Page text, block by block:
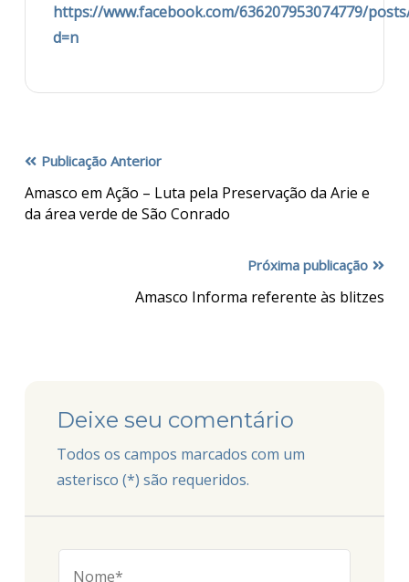
https://www.facebook.com/636207953074779/
d=n
Publicação Anterior
Amasco em Ação – Luta pela Preservação da Arie e
da área verde de São Conrado
Próxima publicação
Amasco Informa referente às blitzes
Deixe seu comentário
Todos os campos marcados com um
asterisco (*) são requeridos.